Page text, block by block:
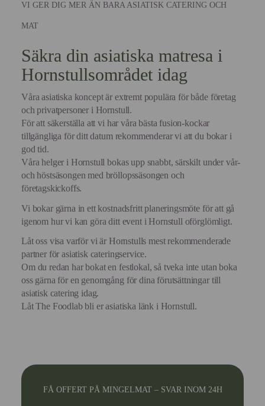
VI GER DIG MER ÄN BARA ASIATISK CATERING OCH
MAT
Säkra din asiatiska matresa i
Hornstullsområdet idag
Våra asiatiska koncept är extremt populära för både företag
och privatpersoner i Hornstull.
För att säkerställa att vi har våra bästa fusion-kockar
tillgängliga för ditt datum rekommenderar vi att du bokar i
god tid.
Våra helger i Hornstull bokas upp snabbt, särskilt under vår-
och höstsäsongen med bröllopssäsongen och
företagskickoffs.
Vi bokar gärna in ett kostnadsfritt planeringsmöte för att gå
igenom hur vi kan göra ditt event i Hornstull oförglömligt.
Låt oss visa varför vi är Hornstulls mest rekommenderade
partner för asiatisk cateringservice.
Om du redan har bokat en festlokal, så tveka inte utan boka
oss gärna för en genomgång för dina förutsättningar till
asiatisk catering idag.
Låt The Foodlab bli er asiatiska länk i Hornstull.
FÅ OFFERT PÅ MINGELMAT – SVAR INOM 24H